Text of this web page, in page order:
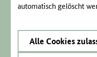
automatisch gelöscht
Alle Cookies